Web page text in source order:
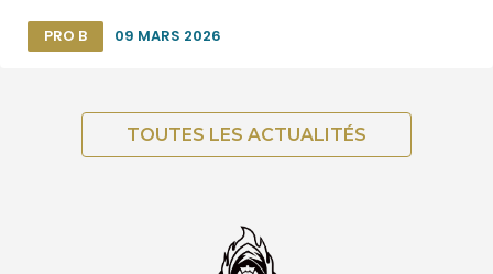
PRO B 09 MARS 2026
TOUTES LES ACTUALITÉS